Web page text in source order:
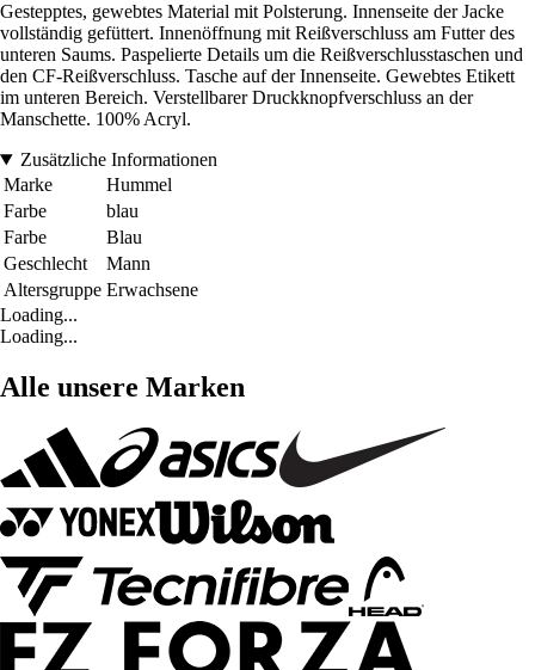
Gestepptes, gewebtes Material mit Polsterung. Innenseite der Jacke
vollständig gefüttert. Innenöffnung mit Reißverschluss am Futter des
unteren Saums. Paspelierte Details um die Reißverschlusstaschen und
den CF-Reißverschluss. Tasche auf der Innenseite. Gewebtes Etikett
im unteren Bereich. Verstellbarer Druckknopfverschluss an der
Manschette. 100% Acryl.
Zusätzliche Informationen
Marke
Hummel
Farbe
blau
Farbe
Blau
Geschlecht
Mann
Altersgruppe Erwachsene
Loading...
Loading...
Alle unsere Marken